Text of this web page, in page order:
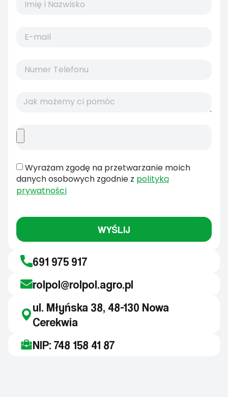
Wyrażam zgodę na przetwarzanie moich
danych osobowych zgodnie z polityką
prywatności
WYŚLIJ
691 975 917
rolpol@rolpol.agro.pl
ul. Młyńska 38, 48-130 Nowa
Cerekwia
NIP: 748 158 41 87